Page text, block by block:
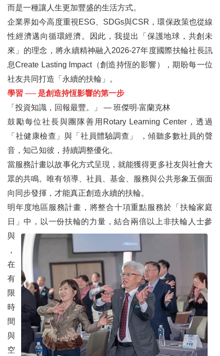
而是一種讓人生更加豐盛的生活方式。
企業界如今高度重視ESG、SDGs與CSR，環保政策也從線
性經濟邁向循環經濟。因此，我提出「保護地球，共創未
來」的理念，將永續精神融入2026-27年度國際扶輪社長訊
息Create Lasting Impact（創造持恆的影響），期盼每一位
社友共同打造「永續的扶輪」。
學習 ── 是創造持恆影響的第一步
「投資知識，回報最豐。」 — 班傑明‧富蘭克林
鼓勵每位社長與團隊善用Rotary Learning Center，透過
「社健康檢查」與「社員體驗調查」 ，傾聽多數社員的聲
音，知己知彼，持續調整優化。
當服務計畫以故事化方式呈現，就能獲得更多社友與社會大
眾的共鳴。唯有領導、社員、基金、服務與公共形象五個面
向同步發揮，才能真正創造永續的扶輪。
明年度地區服務計畫，將整合十項重點服務於「扶輪家庭
日」中，以一份扶輪的力量，結合兩倍以上非扶輪人士參
與
，
在
有
限
時
間
與
空